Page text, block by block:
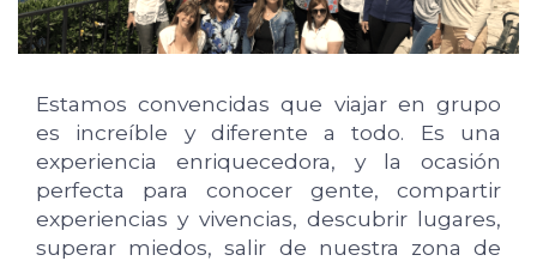
Estamos convencidas que viajar en grupo
es increíble y diferente a todo. Es una
experiencia enriquecedora, y la ocasión
perfecta para conocer gente, compartir
experiencias y vivencias, descubrir lugares,
superar miedos, salir de nuestra zona de